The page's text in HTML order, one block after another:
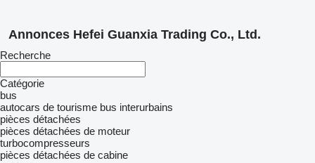
Annonces Hefei Guanxia Trading Co., Ltd.
Recherche
Catégorie
bus
autocars de tourisme bus interurbains
pièces détachées
pièces détachées de moteur
turbocompresseurs
pièces détachées de cabine